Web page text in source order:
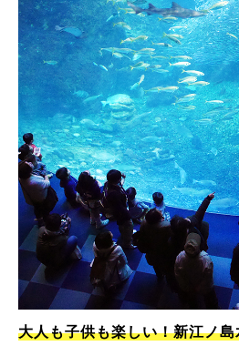
大人も子供も楽しい！新江ノ島